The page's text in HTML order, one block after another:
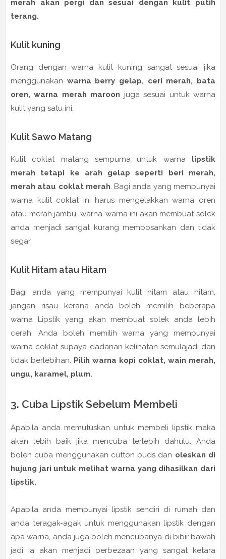
merah akan pergi dan sesuai dengan kulit putih
terang.
Kulit kuning
Orang dengan warna kulit kuning sangat sesuai jika
menggunakan warna berry gelap, ceri merah, bata
oren, warna merah maroon juga sesuai untuk warna
kulit yang satu ini.
Kulit Sawo Matang
Kulit coklat matang sempurna untuk warna lipstik
merah tetapi ke arah gelap seperti beri merah,
merah atau coklat merah. Bagi anda yang mempunyai
warna kulit coklat ini harus mengelakkan warna oren
atau merah jambu, warna-warna ini akan membuat solek
anda menjadi sangat kurang membosankan dan tidak
segar.
Kulit Hitam atau Hitam
Bagi anda yang mempunyai kulit hitam atau hitam,
jangan risau kerana anda boleh memilih beberapa
warna Lipstik yang akan membuat solek anda lebih
cerah. Anda boleh memilih warna yang mempunyai
warna coklat supaya dadanan kelihatan semulajadi dan
tidak berlebihan. Pilih warna kopi coklat, wain merah,
ungu, karamel, plum.
3. Cuba Lipstik Sebelum Membeli
Apabila anda memutuskan untuk membeli lipstik maka
akan lebih baik jika mencuba terlebih dahulu. Anda
boleh cuba menggunakan cutton buds dan oleskan di
hujung jari untuk melihat warna yang dihasilkan dari
lipstik.
Apabila anda mempunyai lipstik sendiri di rumah dan
anda teragak-agak untuk menggunakan lipstik dengan
apa warna, anda juga boleh mencubanya di bibir bawah
jadi ia akan menjadi perbezaan yang sangat ketara